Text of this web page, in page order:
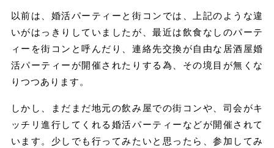
以前は、婚活パーティーと街コンでは、上記のような違
いがはっきりしていましたが、最近は飲食なしのパーテ
ィーを街コンと呼んだり、連絡先交換が自由な居酒屋婚
活パーティーが開催されたりする為、その境目が無くな
りつつあります。
しかし、まだまだ地元の飲み屋での街コンや、司会がキ
ッチリ進行してくれる婚活パーティーなどが開催されて
います。少しでも行ってみたいと思ったら、参加してみ